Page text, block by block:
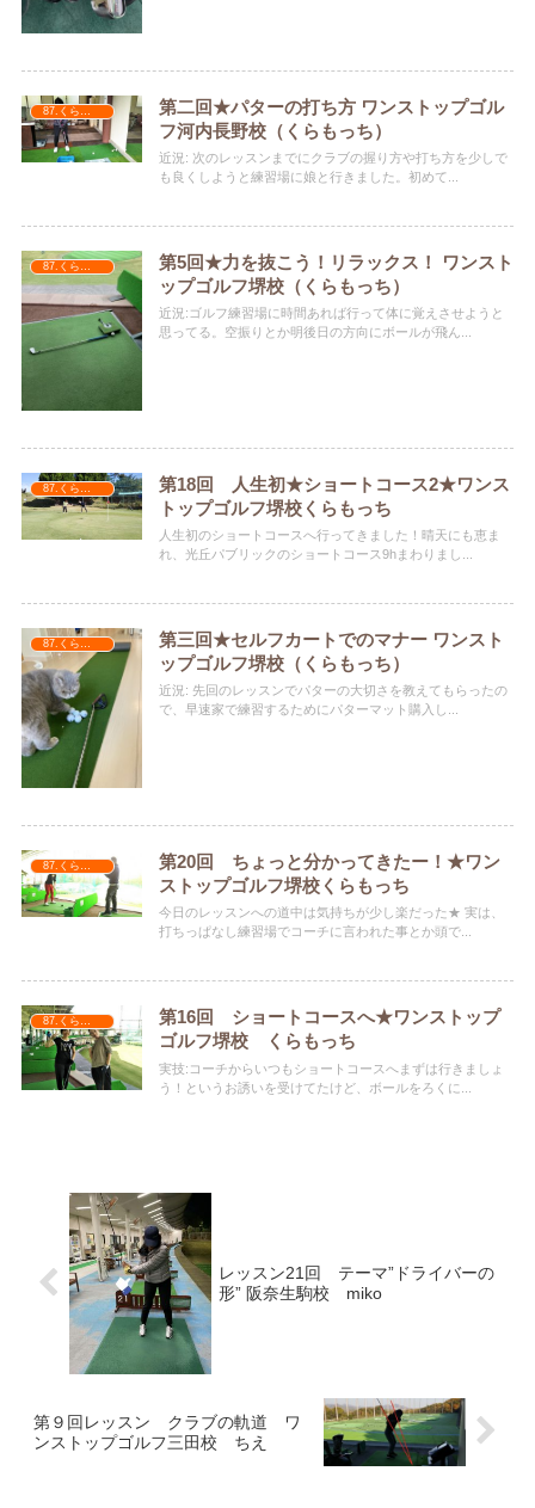
第二回★パターの打ち方 ワンストップゴル
フ河内長野校（くらもっち）
近況: 次のレッスンまでにクラブの握り方や打ち方を少しで
も良くしようと練習場に娘と行きました。初めて...
87.くらもっち
第5回★力を抜こう！リラックス！ ワンスト
ップゴルフ堺校（くらもっち）
近況:ゴルフ練習場に時間あれば行って体に覚えさせようと
思ってる。空振りとか明後日の方向にボールが飛ん...
第18回 人生初★ショートコース2★ワンス
トップゴルフ堺校くらもっち
人生初のショートコースへ行ってきました！晴天にも恵ま
れ、光丘パブリックのショートコース9hまわりまし...
87.くらもっち
第三回★セルフカートでのマナー ワンスト
ップゴルフ堺校（くらもっち）
近況: 先回のレッスンでパターの大切さを教えてもらったの
で、早速家で練習するためにパターマット購入し...
第20回 ちょっと分かってきたー！★ワン
ストップゴルフ堺校くらもっち
今日のレッスンへの道中は気持ちが少し楽だった★ 実は、
打ちっぱなし練習場でコーチに言われた事とか頭で...
87.くらもっち
第16回 ショートコースへ★ワンストップ
ゴルフ堺校 くらもっち
実技:コーチからいつもショートコースへまずは行きましょ
う！というお誘いを受けてたけど、ボールをろくに...
レッスン21回 テーマ”ドライバーの
形” 阪奈生駒校 miko
第９回レッスン クラブの軌道 ワ
ンストップゴルフ三田校 ちえ